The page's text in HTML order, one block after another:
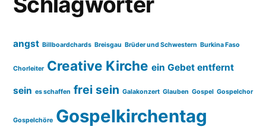
angst Billboardchards Breisgau Brüder und Schwestern Burkina Faso
Chorleiter Creative Kirche ein Gebet entfernt
sein es schaffen frei sein Galakonzert Glauben Gospel Gospelchor
Gospelchöre Gospelkirchentag